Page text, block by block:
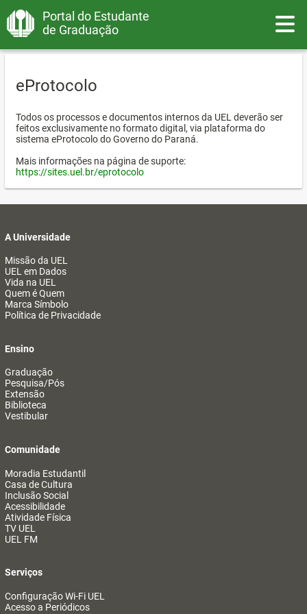
Portal do Estudante
de Graduação
eProtocolo
Todos os processos e documentos internos da UEL deverão ser
feitos exclusivamente no formato digital, via plataforma do
sistema eProtocolo do Governo do Paraná.
Mais informações na página de suporte:
https://sites.uel.br/eprotocolo
A Universidade
Missão da UEL
UEL em Dados
Vida na UEL
Quem é Quem
Marca Símbolo
Política de Privacidade
Ensino
Graduação
Pesquisa/Pós
Extensão
Biblioteca
Vestibular
Comunidade
Moradia Estudantil
Casa de Cultura
Inclusão Social
Acessibilidade
Atividade Física
TV UEL
UEL FM
Serviços
Configuração Wi-Fi UEL
Acesso a Periódicos